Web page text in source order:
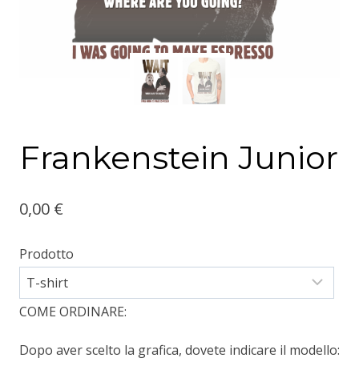
Frankenstein Junior
0,00 €
Prodotto
COME ORDINARE:
Dopo aver scelto la grafica, dovete indicare il modello: